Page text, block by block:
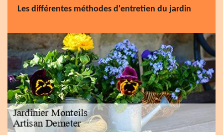
Les différentes méthodes d'entretien du jardin